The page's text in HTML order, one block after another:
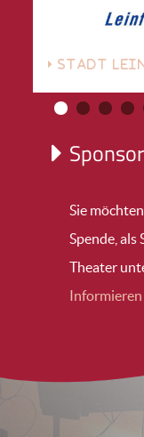
STADT
Sie
Spende, als
Theater
Informieren